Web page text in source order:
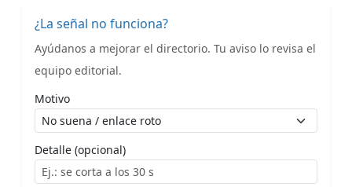
¿La señal no funciona?
Ayúdanos a mejorar el directorio. Tu aviso lo revisa el
equipo editorial.
Motivo
Detalle (opcional)